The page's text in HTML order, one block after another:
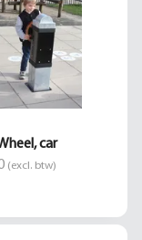
car
(excl. btw)